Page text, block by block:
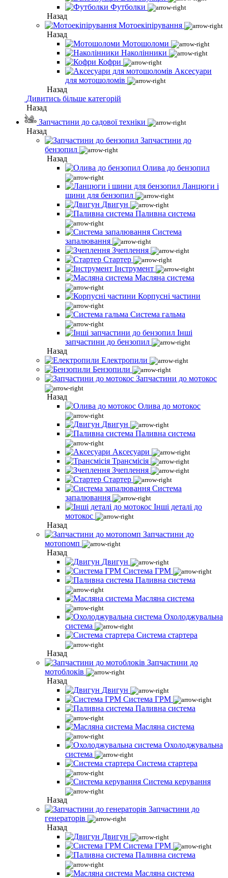
Футболки
Назад
Мотоекіпірування
Назад
Мотошоломи
Наколінники
Кофри
Аксесуари
для мотошоломів
Назад
Дивитись більше категорій
Назад
Запчастини до садової техніки
Назад
Запчастини до
бензопил
Назад
Олива до бензопил
Ланцюги і
шини для бензопил
Двигун
Паливна система
Система
запалювання
Зчеплення
Стартер
Інструмент
Масляна система
Корпусні частини
Система гальма
Інші
запчастини до бензопил
Назад
Електропили
Бензопили
Запчастини до мотокос
Назад
Олива до мотокос
Двигун
Паливна система
Аксесуари
Трансмісія
Зчеплення
Стартер
Система
запалювання
Інші деталі до
мотокос
Назад
Запчастини до
мотопомп
Назад
Двигун
Система ГРМ
Паливна система
Масляна система
Охолоджувальна
система
Система стартера
Назад
Запчастини до
мотоблоків
Назад
Двигун
Система ГРМ
Паливна система
Масляна система
Охолоджувальна
система
Система стартера
Система керування
Назад
Запчастини до
генераторів
Назад
Двигун
Система ГРМ
Паливна система
Масляна система